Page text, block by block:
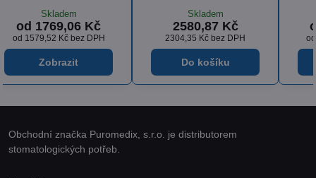
Na objednávku
od 2652,94 Kč
od 2368,70 Kčbez DPH
Zobrazit
Na objednávku
5179,23 Kč
4280,36 Kčbez DPH
Zobrazit
Obchodní značka Puromedix, s.r.o. je distributorem
stomatologických potřeb.